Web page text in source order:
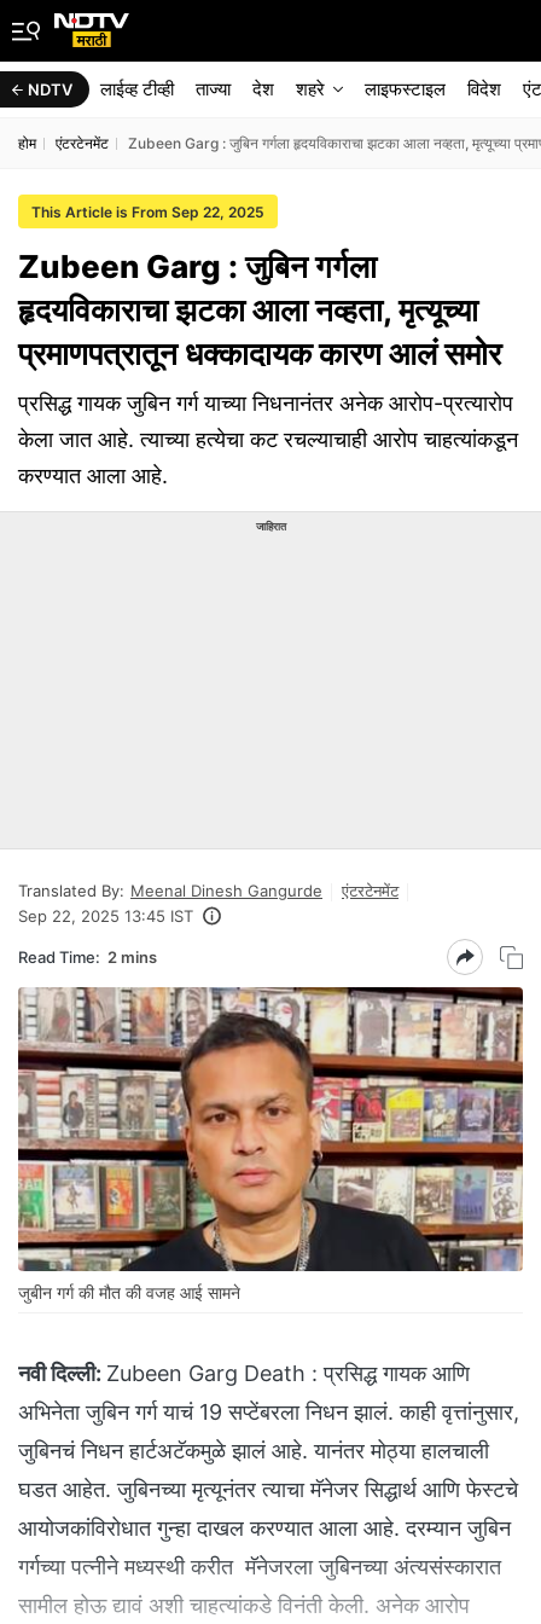
NDTV लाईव्ह टीव्ही ताज्या देश शहरे लाइफस्टाइल विदेश
होम एंटरटेनमेंट Zubeen Garg : जुबिन गर्गला हृदयविकाराचा झटका आला नव्हता, मृत्यूच्या
This Article is From Sep 22, 2025
Zubeen Garg : जुबिन गर्गला
हृदयविकाराचा झटका आला नव्हता, मृत्यूच्या
प्रमाणपत्रातून धक्कादायक कारण आलं समोर
प्रसिद्ध गायक जुबिन गर्ग याच्या निधनानंतर अनेक आरोप-प्रत्यारोप
केला जात आहे. त्याच्या हत्येचा कट रचल्याचाही आरोप चाहत्यांकडून
करण्यात आला आहे.
जाहिरात
Translated By: Meenal Dinesh Gangurde
एंटरटेनमेंट
Sep 22, 2025 13:45 IST
Read Time: 2 mins
जुबीन गर्ग की मौत की वजह आई सामने
नवी दिल्ली: Zubeen Garg Death : प्रसिद्ध गायक आणि
अभिनेता जुबिन गर्ग याचं 19 सप्टेंबरला निधन झालं. काही वृत्तांनुसार,
जुबिनचं निधन हार्टअटॅकमुळे झालं आहे. यानंतर मोठ्या हालचाली
घडत आहेत. जुबिनच्या मृत्यूनंतर त्याचा मॅनेजर सिद्धार्थ आणि फेस्टचे
आयोजकांविरोधात गुन्हा दाखल करण्यात आला आहे. दरम्यान जुबिन
गर्गच्या पत्नीने मध्यस्थी करीत मॅनेजरला जुबिनच्या अंत्यसंस्कारात
सामील होऊ द्यावं अशी चाहत्यांकडे विनंती केली. अनेक आरोप